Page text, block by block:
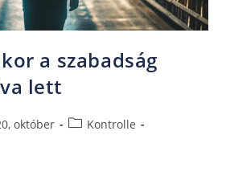
a szabadság
lett
október
Kontrolle